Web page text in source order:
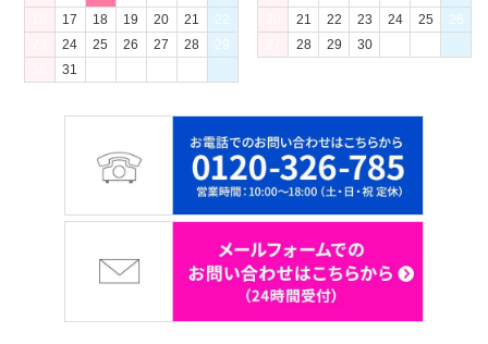
17 18 19 20 21
22
24 25 26 27 28
29
31
21 22 23 24 25
26
28 29 30